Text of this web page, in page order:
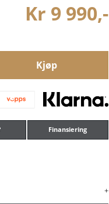
Kr 9 990,-
Kjøp
Finansiering